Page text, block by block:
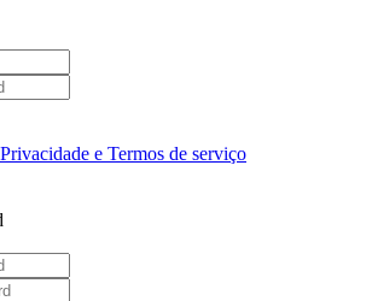
e Termos de serviço